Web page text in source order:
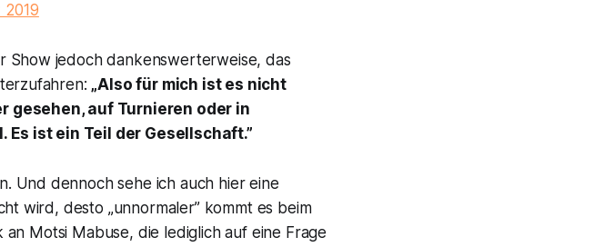
Show jedoch dankenswerterweise, das
„Also für mich ist es nicht
gesehen, auf Turnieren oder in
Es ist ein Teil der Gesellschaft.”
Und dennoch sehe ich auch hier eine
wird, desto „unnormaler” kommt es beim
Motsi Mabuse, die lediglich auf eine Frage